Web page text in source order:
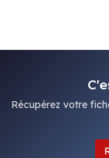
Récupérez votre